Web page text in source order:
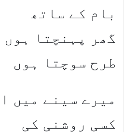
بام کے ساتھ
گھر پہنچتا ہوں
طرح سوچتا ہوں
میرے سینے میں
کسی روشنی کی